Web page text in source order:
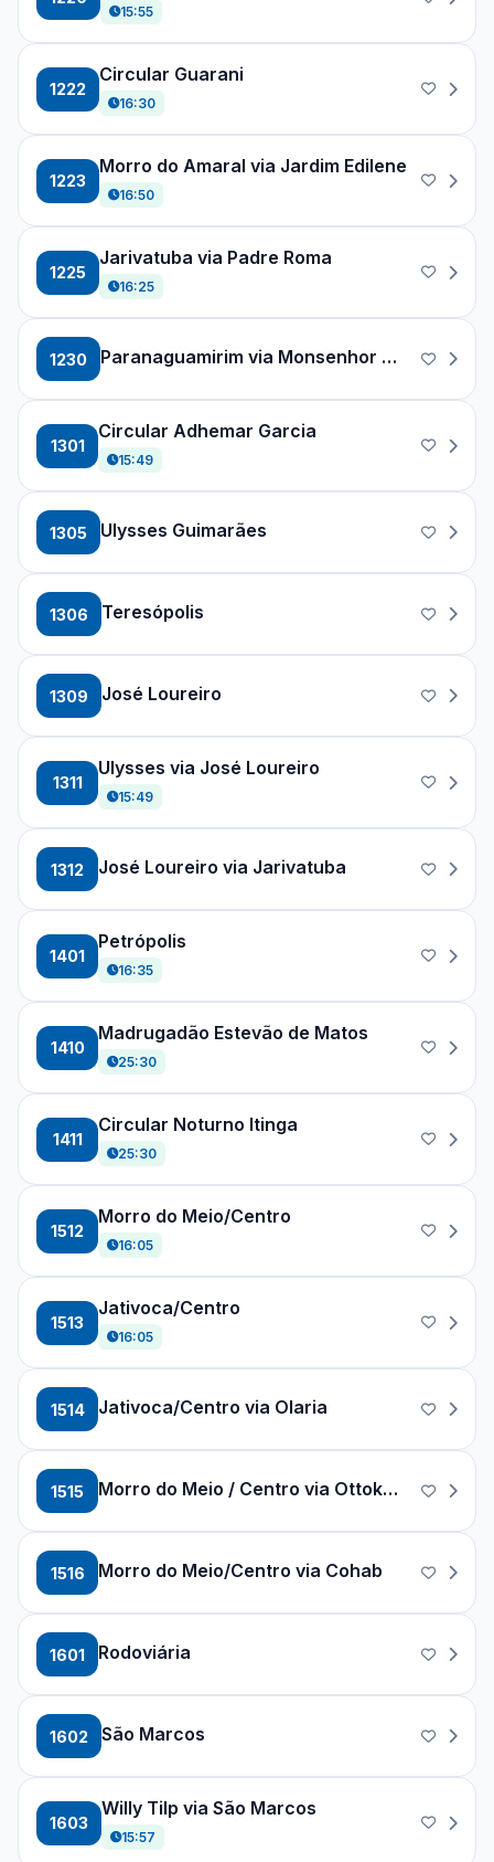
15:55
1222
Circular Guarani
16:30
1223
Morro do Amaral via Jardim Edilene
16:50
1225
Jarivatuba via Padre Roma
16:25
1230 Paranaguamirim via Monsenhor Gercino
1301
Circular Adhemar Garcia
15:49
1305 Ulysses Guimarães
1306 Teresópolis
1309 José Loureiro
1311
Ulysses via José Loureiro
15:49
1312 José Loureiro via Jarivatuba
1401
Petrópolis
16:35
1410
Madrugadão Estevão de Matos
25:30
1411
Circular Noturno Itinga
25:30
1512
Morro do Meio/Centro
16:05
1513
Jativoca/Centro
16:05
1514 Jativoca/Centro via Olaria
1515 Morro do Meio / Centro via Ottokar Doerffel
1516 Morro do Meio/Centro via Cohab
1601 Rodoviária
1602 São Marcos
1603
Willy Tilp via São Marcos
15:57